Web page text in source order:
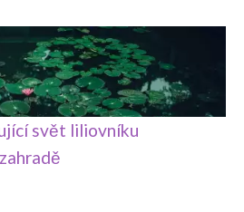
svět liliovníku